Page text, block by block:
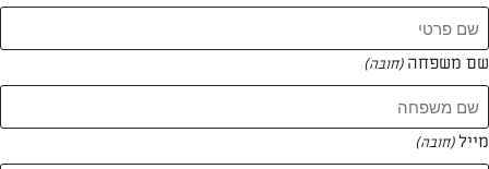
המתכונים של יחיאל סמסון
1 מתכונים
שם משפחה (חובה)
מייל(חובה)